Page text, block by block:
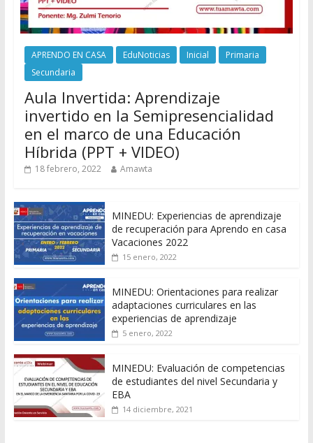
APRENDO EN CASA EduNoticias Inicial
Primaria
Secundaria
Aula Invertida: Aprendizaje
invertido en la Semipresencialidad
en el marco de una Educación
Híbrida (PPT + VIDEO)
18 febrero, 2022 Amawta
MINEDU: Experiencias de aprendizaje
de recuperación para Aprendo en casa
Vacaciones 2022
15 enero, 2022
MINEDU: Orientaciones para realizar
adaptaciones curriculares en las
experiencias de aprendizaje
5 enero, 2022
MINEDU: Evaluación de competencias
de estudiantes del nivel Secundaria y
EBA
14 diciembre, 2021